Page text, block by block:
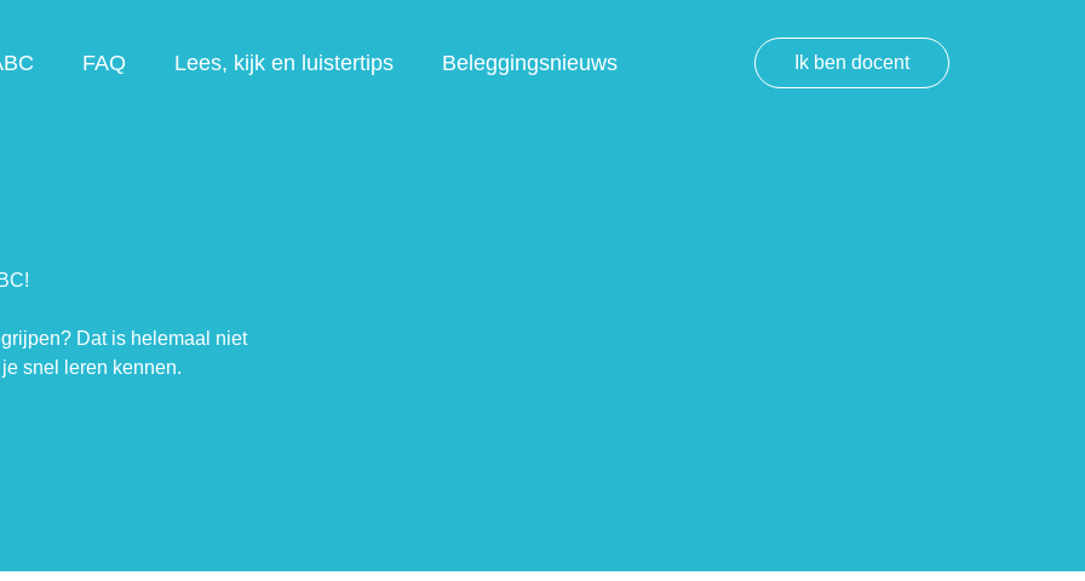
FAQ Lees, kijk en luistertips Beleggingsnieuws Ik ben docent
Dat is helemaal niet
snel leren kennen.